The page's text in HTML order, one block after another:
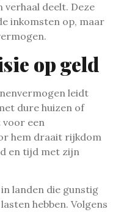
deelt. Deze
inkomsten op, maar
op geld
leidt
dure huizen of
een
hem draait rijkdom
en tijd met zijn
landen die gunstig
hebben. Volgens